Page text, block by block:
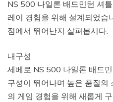
NS 500 나일론 배드민턴 셔
레이 경험을 위해 설계되었습
점에서 뛰어난지 살펴봅시다.
내구성
세베로 NS 500 나일론 배드
구성이 뛰어나며 높은 품질의
의 게임 경험을 위해 새롭게